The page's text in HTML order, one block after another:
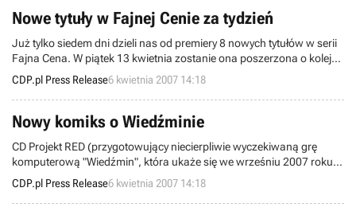
koncernu SEGA.
Nowe tytuły w Fajnej Cenie za tydzień
Już tylko siedem dni dzieli nas od premiery 8 nowych tytułów w serii
Fajna Cena. W piątek 13 kwietnia zostanie ona poszerzona o kolejne
hity w rewelacyjnych cenach!
CDP.pl Press Release6 kwietnia 2007 14:18
Nowy komiks o Wiedźminie
CD Projekt RED (przygotowujący niecierpliwie wyczekiwaną grę
komputerową "Wiedźmin", która ukaże się we wrześniu 2007 roku)
z przyjemnością informuje, że nabył prawa do wydania nowej serii
komiksów o przygodach wiedźmina Geralta.
CDP.pl Press Release6 kwietnia 2007 14:18